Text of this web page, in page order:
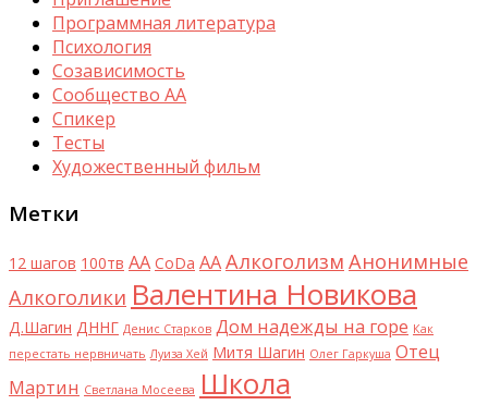
Программная литература
Психология
Созависимость
Сообщество АА
Спикер
Тесты
Художественный фильм
Метки
12 шагов 100тв AA CoDa АААлкоголизм Анонимные
Алкоголики Валентина Новикова
Д.Шагин ДННГ Денис Старков Дом надежды на горе Как
перестать нервничать Луиза Хей Митя Шагин Олег Гаркуша Отец
Мартин Светлана Мосеева Школа